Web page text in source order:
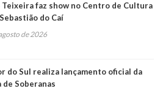
Teixeira faz show no Centro de Cultura
do Caí
de 2026
do Sul realiza lançamento oficial da
de Soberanas